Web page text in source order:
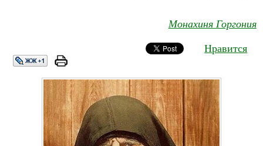
Монахиня Горгония
Нравится